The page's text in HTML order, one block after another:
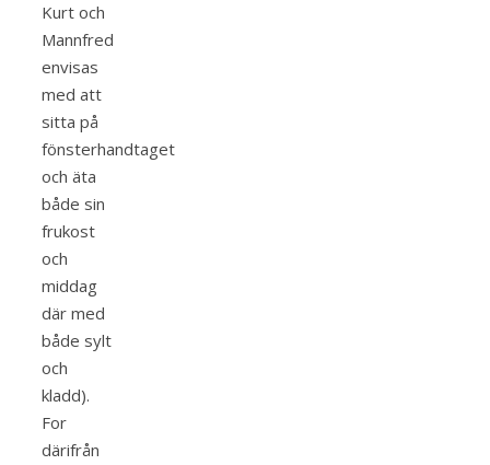
Kurt och
Mannfred
envisas
med att
sitta på
fönsterhandtaget
och äta
både sin
frukost
och
middag
där med
både sylt
och
kladd).
For
därifrån